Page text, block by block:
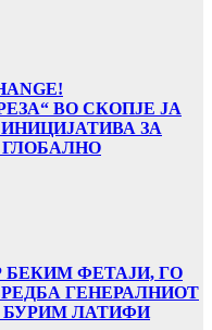
ВО СКОПЈЕ ЈА
ЗА
ГЛОБАЛНО
БЕКИМ ФЕТАЈИ, ГО
ГЕНЕРАЛНИОТ
БУРИМ ЛАТИФИ